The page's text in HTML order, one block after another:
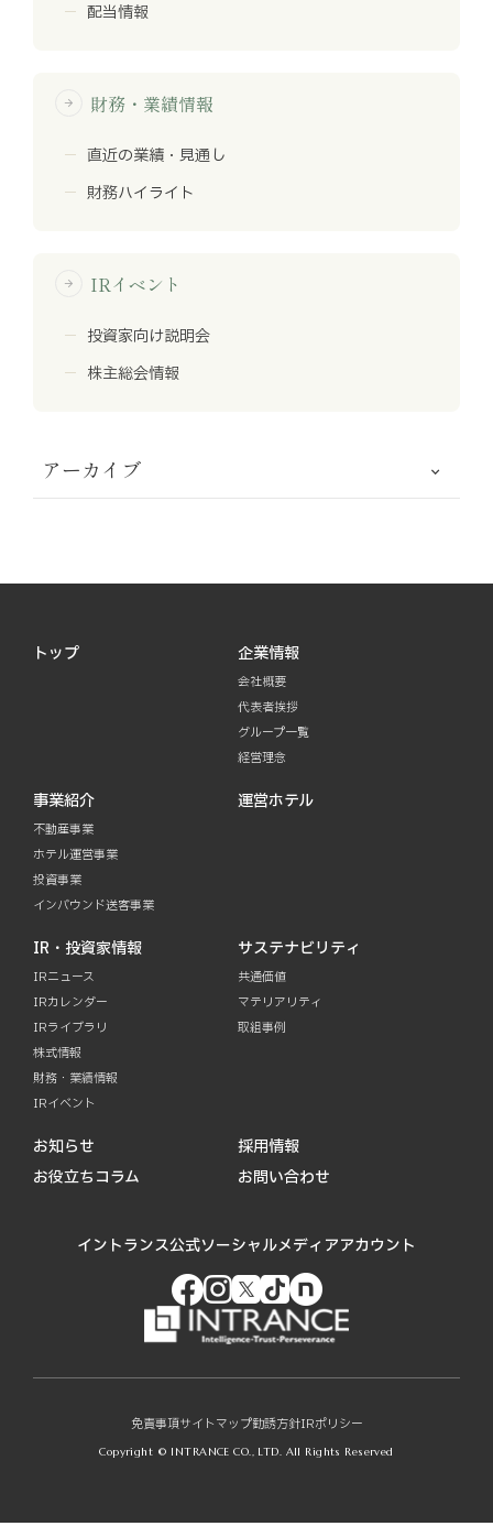
配当情報
arrow_forward 財務・業績情報
直近の業績・見通し
財務ハイライト
arrow_forward IRイベント
投資家向け説明会
株主総会情報
アーカイブ
トップ 企業情報
会社概要
代表者挨拶
グループ一覧
経営理念
事業紹介
不動産事業
ホテル運営事業
投資事業
インバウンド送客事業
運営ホテル
IR・投資家情報
IRニュース
IRカレンダー
IRライブラリ
株式情報
財務・業績情報
IRイベント
サステナビリティ
共通価値
マテリアリティ
取組事例
お知らせ
お役立ちコラム
採用情報
お問い合わせ
イントランス公式ソーシャルメディアアカウント
免責事項サイトマップ勧誘方針IRポリシー
Copyright © INTRANCE CO., LTD. All Rights Reserved